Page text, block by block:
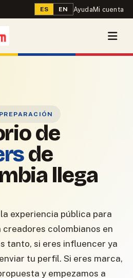
ES EN AyudaMi cuenta
de
de
llega
experiencia pública para
colombianos en
tanto, si eres influencer ya
tu perfil. Si eres marca,
y empezamos a